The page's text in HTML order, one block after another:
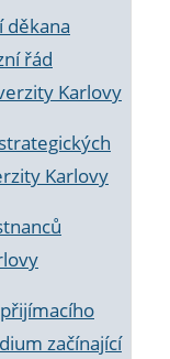
děkana
řád
Karlovy
Karlovy
začínající